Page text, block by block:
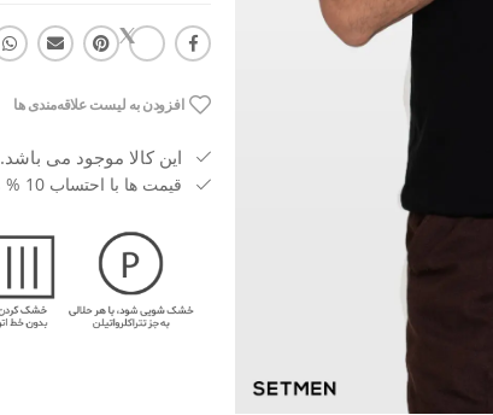
افزودن به لیست علاقه‌مندی ها
این کالا موجود می باشد.
قیمت ها با احتساب 10 % مالیات بر ارزش افزوده می باشد.